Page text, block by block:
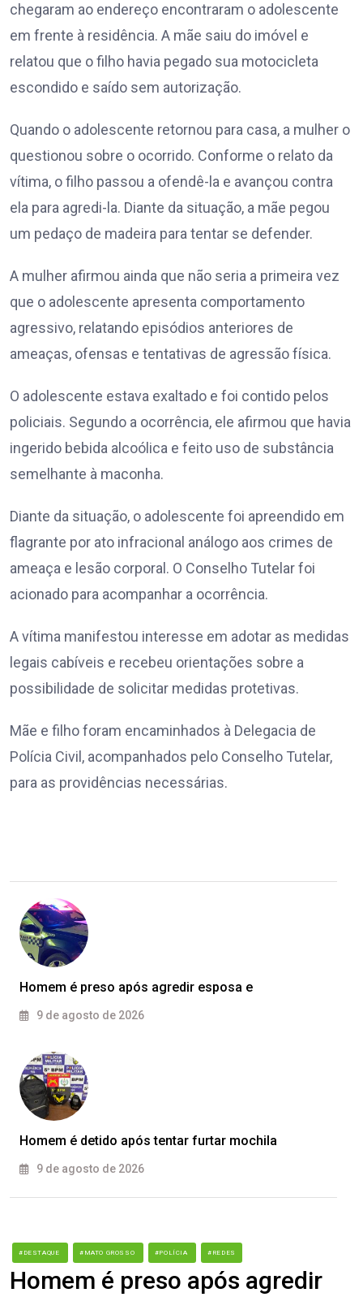
chegaram ao endereço encontraram o adolescente
em frente à residência. A mãe saiu do imóvel e
relatou que o filho havia pegado sua motocicleta
escondido e saído sem autorização.
Quando o adolescente retornou para casa, a mulher o
questionou sobre o ocorrido. Conforme o relato da
vítima, o filho passou a ofendê-la e avançou contra
ela para agredi-la. Diante da situação, a mãe pegou
um pedaço de madeira para tentar se defender.
A mulher afirmou ainda que não seria a primeira vez
que o adolescente apresenta comportamento
agressivo, relatando episódios anteriores de
ameaças, ofensas e tentativas de agressão física.
O adolescente estava exaltado e foi contido pelos
policiais. Segundo a ocorrência, ele afirmou que havia
ingerido bebida alcoólica e feito uso de substância
semelhante à maconha.
Diante da situação, o adolescente foi apreendido em
flagrante por ato infracional análogo aos crimes de
ameaça e lesão corporal. O Conselho Tutelar foi
acionado para acompanhar a ocorrência.
A vítima manifestou interesse em adotar as medidas
legais cabíveis e recebeu orientações sobre a
possibilidade de solicitar medidas protetivas.
Mãe e filho foram encaminhados à Delegacia de
Polícia Civil, acompanhados pelo Conselho Tutelar,
para as providências necessárias.
Homem é preso após agredir esposa e
9 de agosto de 2026
Homem é detido após tentar furtar mochila
9 de agosto de 2026
#DESTAQUE #MATO GROSSO #POLÍCIA #REDES
Homem é preso após agredir